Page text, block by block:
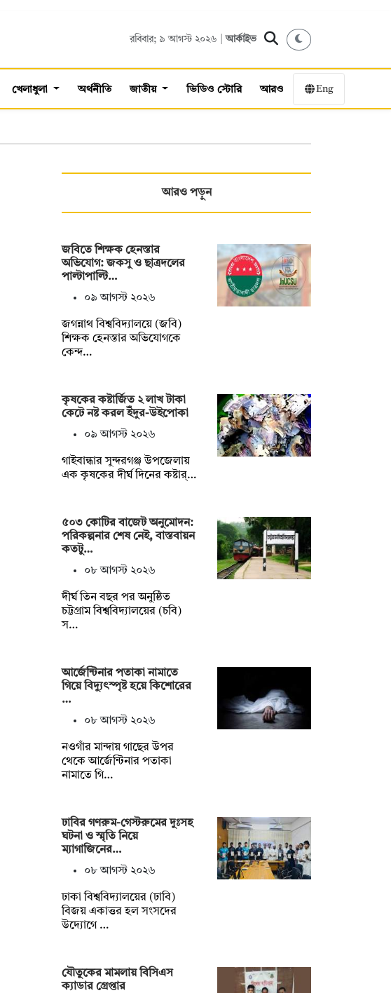
রবিবার; ৯ আগস্ট ২০২৬ |আর্কাইভ
খেলাধুলা অর্থনীতি জাতীয় ভিডিও স্টোরি আরও Eng
আরও পড়ুন
জবিতে শিক্ষক হেনস্তার
অভিযোগ: জকসু ও ছাত্রদলের
পাল্টাপাল্টি…
০৯ আগস্ট ২০২৬
জগন্নাথ বিশ্ববিদ্যালয়ে (জবি)
শিক্ষক হেনস্তার অভিযোগকে
কেন্দ…
কৃষকের কষ্টার্জিত ২ লাখ টাকা
কেটে নষ্ট করল ইঁদুর-উইপোকা
০৯ আগস্ট ২০২৬
গাইবান্ধার সুন্দরগঞ্জ উপজেলায়
এক কৃষকের দীর্ঘ দিনের কষ্টার্…
৫০৩ কোটির বাজেট অনুমোদন:
পরিকল্পনার শেষ নেই, বাস্তবায়ন
কতটু…
০৮ আগস্ট ২০২৬
দীর্ঘ তিন বছর পর অনুষ্ঠিত
চট্টগ্রাম বিশ্ববিদ্যালয়ের (চবি)
স…
আর্জেন্টিনার পতাকা নামাতে
গিয়ে বিদ্যুৎস্পৃষ্ট হয়ে কিশোরের
…
০৮ আগস্ট ২০২৬
নওগাঁর মান্দায় গাছের উপর
থেকে আর্জেন্টিনার পতাকা
নামাতে গি…
ঢাবির গণরুম-গেস্টরুমের দুঃসহ
ঘটনা ও স্মৃতি নিয়ে
ম্যাগাজিনের…
০৮ আগস্ট ২০২৬
ঢাকা বিশ্ববিদ্যালয়ের (ঢাবি)
বিজয় একাত্তর হল সংসদের
উদ্যোগে …
যৌতুকের মামলায় বিসিএস
ক্যাডার গ্রেপ্তার